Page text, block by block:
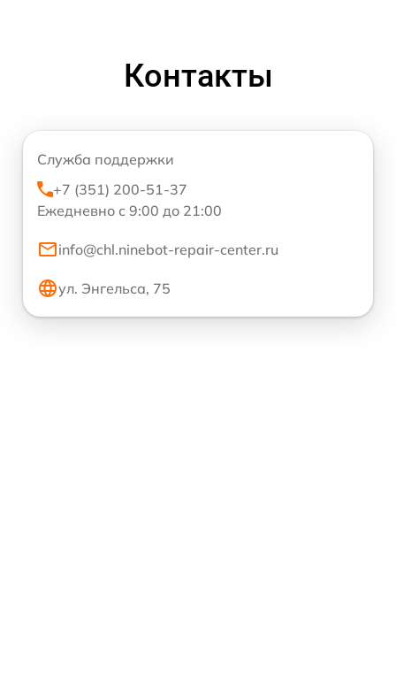
Контакты
Служба поддержки
+7 (351) 200-51-37
Ежедневно с 9:00 до 21:00
info@chl.ninebot-repair-center.ru
ул. Энгельса, 75